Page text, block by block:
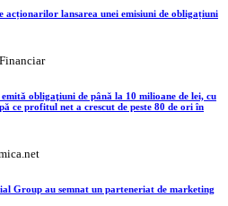
acționarilor lansarea unei emisiuni de obligațiuni
obligaţiuni de până la 10 milioane de lei, cu
ce profitul net a crescut de peste 80 de ori în
Group au semnat un parteneriat de marketing